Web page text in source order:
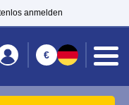
anmelden
€